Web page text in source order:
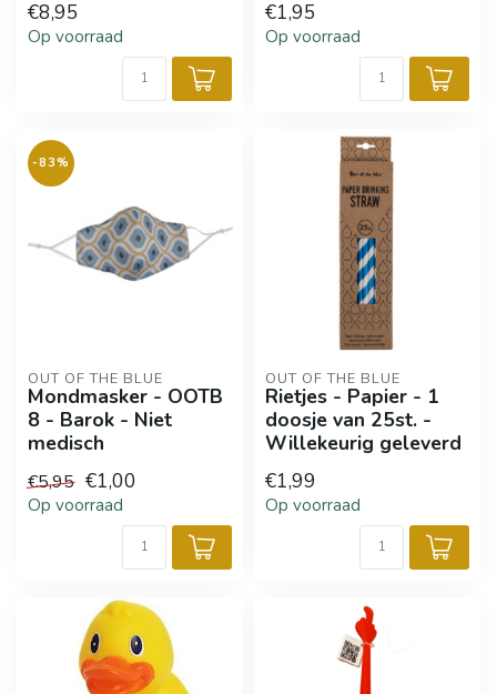
€8,95
Op voorraad
€1,95
Op voorraad
-83%
OUT OF THE BLUE
Mondmasker - OOTB
8 - Barok - Niet
medisch
€5,95 €1,00
Op voorraad
OUT OF THE BLUE
Rietjes - Papier - 1
doosje van 25st. -
Willekeurig geleverd
€1,99
Op voorraad